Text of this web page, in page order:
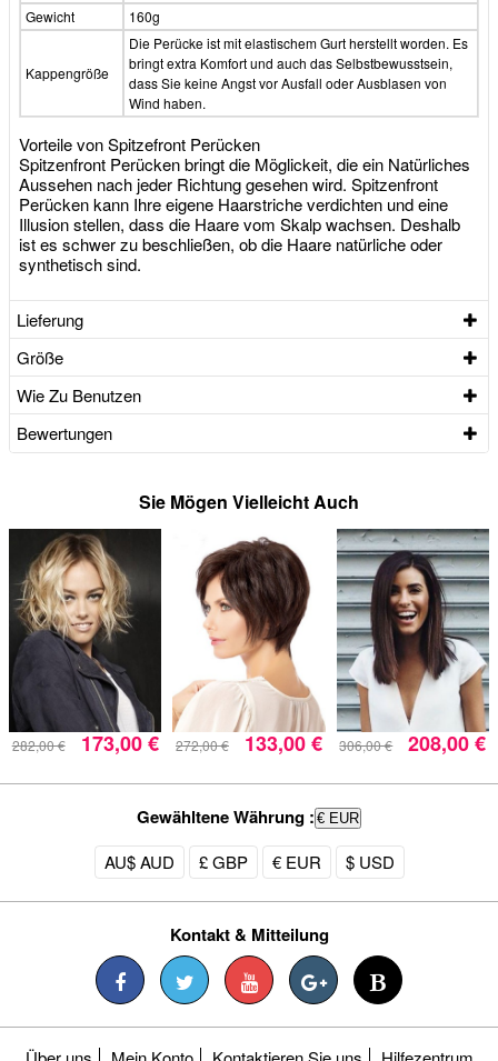
Gewicht
160g
Kappengröße
Die Perücke ist mit elastischem Gurt herstellt worden. Es
bringt extra Komfort und auch das Selbstbewusstsein,
dass Sie keine Angst vor Ausfall oder Ausblasen von
Wind haben.
Vorteile von Spitzefront Perücken
Spitzenfront Perücken bringt die Möglickeit, die ein Natürliches
Aussehen nach jeder Richtung gesehen wird. Spitzenfront
Perücken kann Ihre eigene Haarstriche verdichten und eine
Illusion stellen, dass die Haare vom Skalp wachsen. Deshalb
ist es schwer zu beschließen, ob die Haare natürliche oder
synthetisch sind.
Lieferung
Größe
Wie Zu Benutzen
Bewertungen
Sie Mögen Vielleicht Auch
282,00 € 173,00 € 272,00 € 133,00 € 306,00 € 208,00 €
Gewähltene Währung : € EUR
AU$ AUD £ GBP € EUR $ USD
Kontakt & Mitteilung